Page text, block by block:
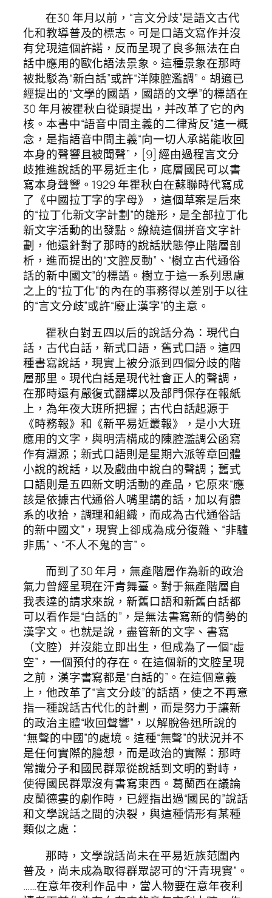
在30 年月以前，“言文分歧”是語文古代
化和教導普及的標志。可是口語文寫作并沒
有兌現這個許諾，反而呈現了良多無法在白
話中應用的歐化語法景象。這種景象在那時
被批駁為“新白話”或許“洋陳腔濫調”。胡適已
經提出的“文學的國語，國語的文學”的標語在
30 年月被瞿秋白從頭提出，并改革了它的內
核。本書中“語音中間主義的二律背反”這一概
念，是指語音中間主義“向一切人承諾能收回
本身的聲響且被聞聲”，[9] 經由過程言文分
歧推進說話的平易近主化，底層國民可以書
寫本身聲響。1929 年瞿秋白在蘇聯時代寫成
了《中國拉丁字的字母》，這個草案是后來
的“拉丁化新文字計劃”的雛形，是全部拉丁化
新文字活動的出發點。繚繞這個拼音文字計
劃，他還針對了那時的說話狀態停止階層剖
析，進而提出的“文腔反動”、“樹立古代通俗
話的新中國文”的標語。樹立于這一系列思慮
之上的“拉丁化”的內在的事務得以差別于以往
的“言文分歧”或許“廢止漢字”的主意。
瞿秋白對五四以后的說話分為：現代白
話，古代白話，新式口語，舊式口語。這四
種書寫說話，現實上被分派到四個分歧的階
層那里。現代白話是現代社會正人的聲調，
在那時還有嚴復式翻譯以及部門保存在報紙
上，為年夜大班所把握；古代白話起源于
《時務報》和《新平易近叢報》，是小大班
應用的文字，與明清構成的陳腔濫調公函寫
作有淵源；新式口語則是星期六派等章回體
小說的說話，以及戲曲中說白的聲調；舊式
口語則是五四新文明活動的產品，它原來“應
該是依據古代通俗人嘴里講的話，加以有體
系的收拾，調理和組織，而成為古代通俗話
的新中國文”，現實上卻成為成分復雜、“非驢
非馬”、“不人不鬼的言”。
而到了30 年月，無產階層作為新的政治
氣力曾經呈現在汗青舞臺。對于無產階層自
我表達的請求來說，新舊口語和新舊白話都
可以看作是“白話的”，是無法書寫新的情勢的
漢字文。也就是說，盡管新的文字、書寫
（文腔）并沒能立即出生，但成為了一個“虛
空”，一個預付的存在。在這個新的文腔呈現
之前，漢字書寫都是“白話的”。在這個意義
上，他改革了“言文分歧”的話語，使之不再意
指一種說話古代化的計劃，而是努力于讓新
的政治主體“收回聲響”，以解脫魯迅所說的
“無聲的中國”的處境。這種“無聲”的狀況并不
是任何實際的臆想，而是政治的實際：那時
常識分子和國民群眾從說話到文明的對峙，
使得國民群眾沒有書寫東西。葛蘭西在議論
皮蘭德婁的劇作時，已經指出過“國民的”說話
和文學說話之間的決裂，與這種情形有某種
類似之處：
那時，文學說話尚未在平易近族范圍內
普及，尚未成為取得群眾認可的“汗青現實”。
……在意年夜利作品中，當人物要在意年夜利